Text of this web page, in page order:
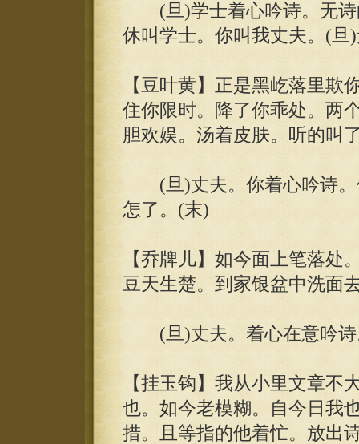
(旦)学士着心吟诗。无诗
休叫学士。你叫我丈夫。(
【豆叶黄】正是黑屹落里欺
住你限时。降了你乖处。两
胆欢娱。汤着皮肤。听的叫
(旦)丈夫。你着心吟诗。
怎了。(末)
【乔牌儿】如今面上笔落处
豆天生楚。到家银盆中洗面
(旦)丈夫。着心在意吟诗
【挂玉钩】我从小里文章不
也。如今老模糊。自今日我
措。且等指的他着忙。放出